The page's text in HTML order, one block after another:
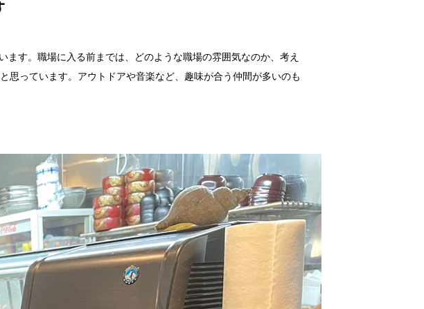
す。職場に入る前までは、どのような職場の雰囲気なのか、考え
思っています。アウトドアや音楽など、趣味が合う仲間が多いのも